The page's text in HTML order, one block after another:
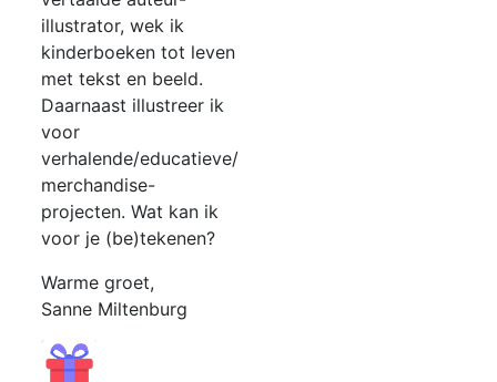
illustrator, wek ik
kinderboeken tot leven
met tekst en beeld.
Daarnaast illustreer ik
voor
verhalende/educatieve/
merchandise-
projecten. Wat kan ik
voor je (be)tekenen?
Warme groet,
Sanne Miltenburg